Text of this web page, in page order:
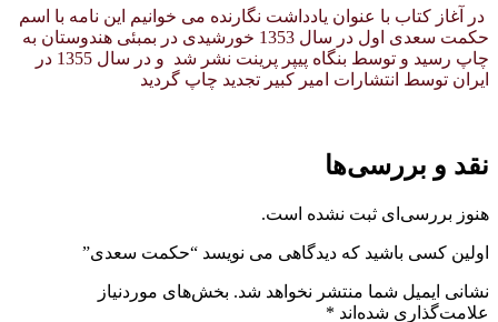
در آغاز کتاب با عنوان یادداشت نگارنده می خوانیم این نامه با اسم
حکمت سعدی اول در سال 1353 خورشیدی در بمبئی هندوستان به
چاپ رسید و توسط بنگاه پیپر پرینت نشر شد و در سال 1355 در
ایران توسط انتشارات امیر کبیر تجدید چاپ گردید
نقد و بررسی‌ها
هنوز بررسی‌ای ثبت نشده است.
اولین کسی باشید که دیدگاهی می نویسد “حکمت سعدی”
نشانی ایمیل شما منتشر نخواهد شد. بخش‌های موردنیاز
علامت‌گذاری شده‌اند *